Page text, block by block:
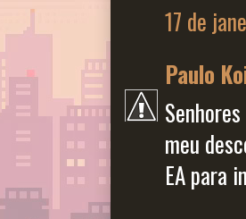
17 de
Paulo
meu
EA para